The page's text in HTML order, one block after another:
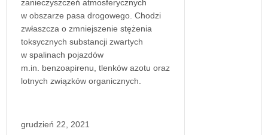
zanieczyszczeń atmosferycznych
w obszarze pasa drogowego. Chodzi
zwłaszcza o zmniejszenie stężenia
toksycznych substancji zwartych
w spalinach pojazdów
m.in. benzoapirenu, tlenków azotu oraz
lotnych związków organicznych.
grudzień 22, 2021